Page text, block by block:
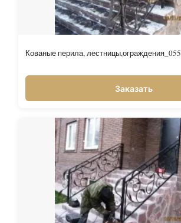
Кованые перила, лестницы,ограждения_055
Заказать